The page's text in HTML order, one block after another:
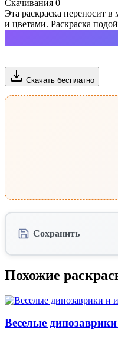
Скачивания 0
Эта раскраска переносит
и цветами. Раскраска
Скачать бесплатно
Сохранить
Похожие
Веселые